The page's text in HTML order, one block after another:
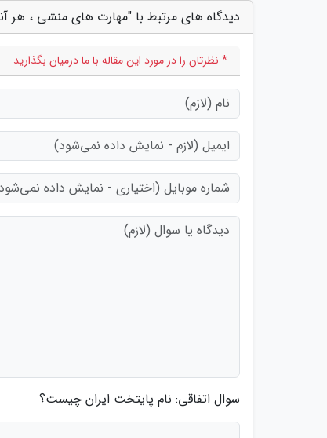
دیدگاه های مرتبط با "مهارت های منشی ، هر
* نظرتان را در مورد این مقاله با ما درمیان بگذارید
سوال اتفاقی: نام پایتخت ایران چیست؟